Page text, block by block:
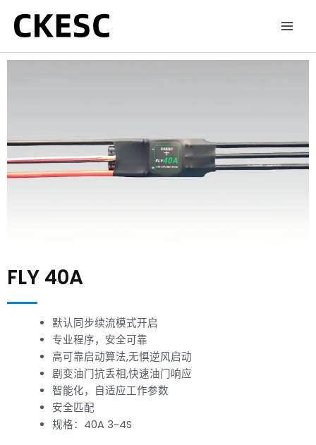
容
FLY 40A
默认同步续流模式开启
专业程序，安全可靠
高可靠启动算法,无惧逆风启动
剧变油门抗丢相,快速油门响应
智能化，自适应工作参数
安全匹配
规格：40A 3~4S